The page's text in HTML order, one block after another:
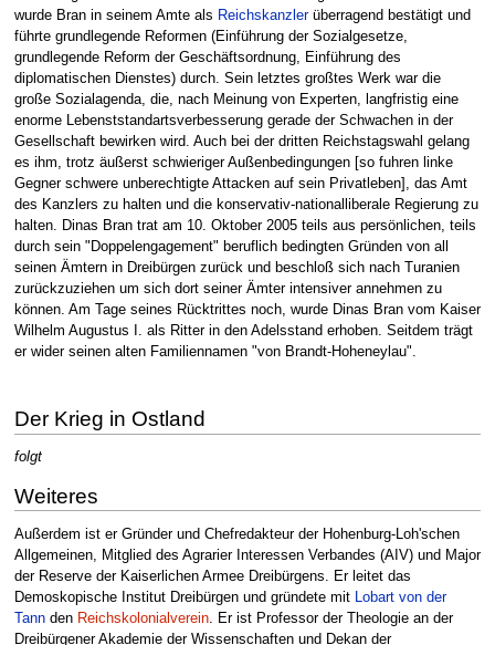
wurde Bran in seinem Amte als Reichskanzlerüberragend bestätigt und
führte grundlegende Reformen (Einführung der Sozialgesetze,
grundlegende Reform der Geschäftsordnung, Einführung des
diplomatischen Dienstes) durch. Sein letztes großtes Werk war die
große Sozialagenda, die, nach Meinung von Experten, langfristig eine
enorme Lebenststandartsverbesserung gerade der Schwachen in der
Gesellschaft bewirken wird. Auch bei der dritten Reichstagswahl gelang
es ihm, trotz äußerst schwieriger Außenbedingungen [so fuhren linke
Gegner schwere unberechtigte Attacken auf sein Privatleben], das Amt
des Kanzlers zu halten und die konservativ-nationalliberale Regierung zu
halten. Dinas Bran trat am 10. Oktober 2005 teils aus persönlichen, teils
durch sein "Doppelengagement" beruflich bedingten Gründen von all
seinen Ämtern in Dreibürgen zurück und beschloß sich nach Turanien
zurückzuziehen um sich dort seiner Ämter intensiver annehmen zu
können. Am Tage seines Rücktrittes noch, wurde Dinas Bran vom Kaiser
Wilhelm Augustus I. als Ritter in den Adelsstand erhoben. Seitdem trägt
er wider seinen alten Familiennamen "von Brandt-Hoheneylau".
Der Krieg in Ostland
folgt
Weiteres
Außerdem ist er Gründer und Chefredakteur der Hohenburg-Loh'schen
Allgemeinen, Mitglied des Agrarier Interessen Verbandes (AIV) und Major
der Reserve der Kaiserlichen Armee Dreibürgens. Er leitet das
Demoskopische Institut Dreibürgen und gründete mit
Lobart von der
Tannden Reichskolonialverein. Er ist Professor der Theologie an der
Dreibürgener Akademie der Wissenschaften und Dekan der